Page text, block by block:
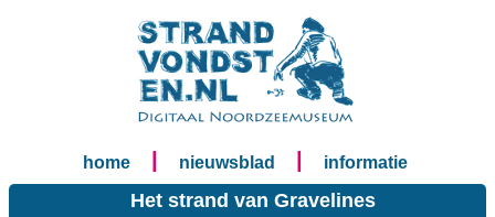
home nieuwsblad informatie
Het strand van Gravelines